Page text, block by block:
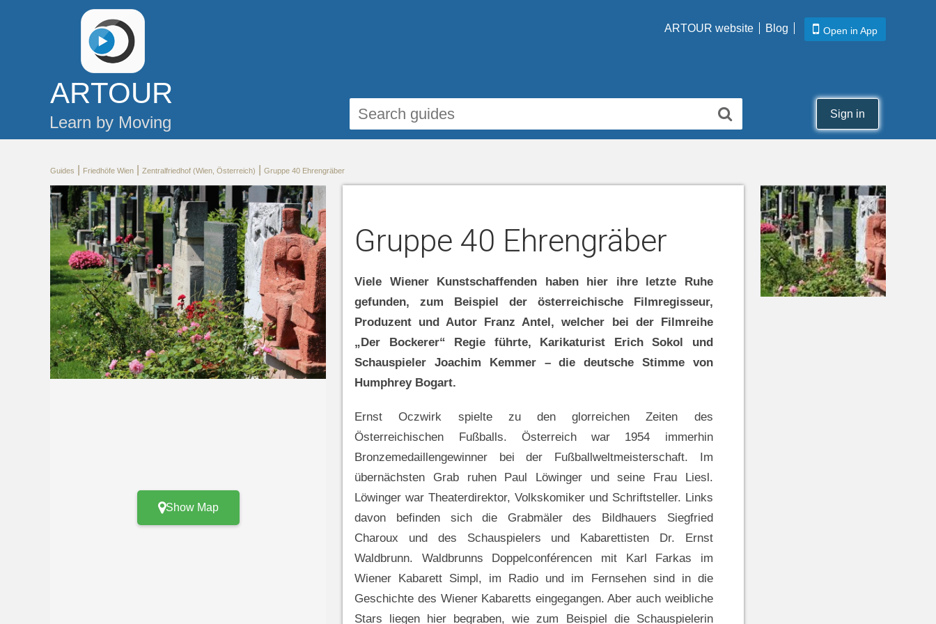
ARTOUR
Learn by Moving
ARTOUR website Blog Open in App
Sign in
Guides Friedhöfe Wien Zentralfriedhof (Wien, Österreich) Gruppe 40 Ehrengräber
Show Map
Gruppe 40 Ehrengräber
Viele Wiener Kunstschaffenden haben hier ihre letzte Ruhe
gefunden, zum Beispiel der österreichische Filmregisseur,
Produzent und Autor Franz Antel, welcher bei der Filmreihe
„Der Bockerer“ Regie führte, Karikaturist Erich Sokol und
Schauspieler Joachim Kemmer – die deutsche Stimme von
Humphrey Bogart.
Ernst Oczwirk spielte zu den glorreichen Zeiten des
Österreichischen Fußballs. Österreich war 1954 immerhin
Bronzemedaillengewinner bei der Fußballweltmeisterschaft. Im
übernächsten Grab ruhen Paul Löwinger und seine Frau Liesl.
Löwinger war Theaterdirektor, Volkskomiker und Schriftsteller. Links
davon befinden sich die Grabmäler des Bildhauers Siegfried
Charoux und des Schauspielers und Kabarettisten Dr. Ernst
Waldbrunn. Waldbrunns Doppelconférencen mit Karl Farkas im
Wiener Kabarett Simpl, im Radio und im Fernsehen sind in die
Geschichte des Wiener Kabaretts eingegangen. Aber auch weibliche
Stars liegen hier begraben, wie zum Beispiel die Schauspielerin